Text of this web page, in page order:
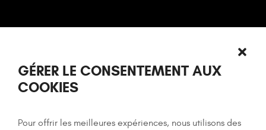
GÉRER LE CONSENTEMENT AUX
COOKIES
Pour offrir les meilleures expériences, nous utilisons des